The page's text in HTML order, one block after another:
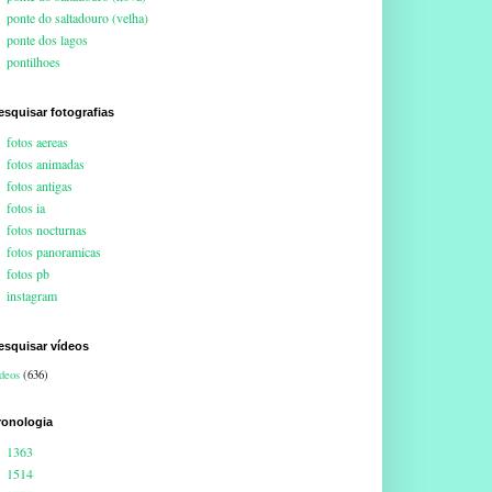
ponte do saltadouro (velha)
ponte dos lagos
pontilhoes
fotografias
fotos aereas
fotos animadas
fotos antigas
fotos ia
fotos nocturnas
fotos panoramicas
fotos pb
instagram
vídeos
(636)
1363
1514